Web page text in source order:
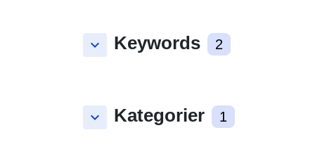
keyboard_arrow_down Keywords 2
keyboard_arrow_down Kategorier 1